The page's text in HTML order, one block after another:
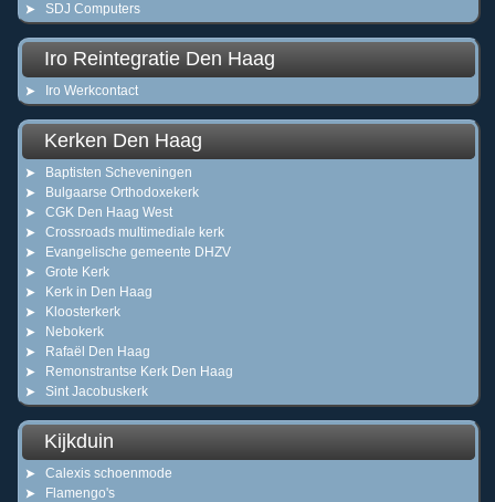
SDJ Computers
Iro Reintegratie Den Haag
Iro Werkcontact
Kerken Den Haag
Baptisten Scheveningen
Bulgaarse Orthodoxekerk
CGK Den Haag West
Crossroads multimediale kerk
Evangelische gemeente DHZV
Grote Kerk
Kerk in Den Haag
Kloosterkerk
Nebokerk
Rafaël Den Haag
Remonstrantse Kerk Den Haag
Sint Jacobuskerk
Kijkduin
Calexis schoenmode
Flamengo's